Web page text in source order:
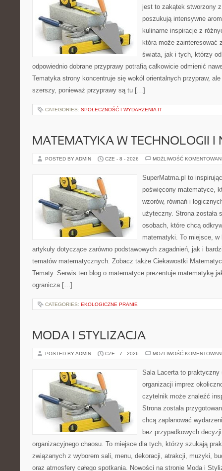
jest to zakątek stworzony
poszukują intensywne
kulinarne inspiracje z
która może zainteresować
świata, jak i tych, którzy
odpowiednio dobrane przyprawy potrafią całkowicie odmienić
Tematyka strony koncentruje się wokół orientalnych przypraw,
szerszy, ponieważ przyprawy są tu […]
CATEGORIES: SPOŁECZNOŚĆ I WYDARZENIA IT
MATEMATYKA W TECHNOLOGII I
POSTED BY ADMIN CZE - 8 - 2026 MOŻLIWOŚĆ
SuperMatma.pl to
poświęcony matematyce,
wzorów, równań i
użyteczny. Strona została
osobach, które chcą
matematyki. To miejsce,
artykuły dotyczące zarówno podstawowych zagadnień, jak i
tematów matematycznych. Zobacz także Ciekawostki
Tematy. Serwis ten blog o matematyce prezentuje matematykę
ogranicza […]
CATEGORIES: EKOLOGICZNE PRANIE
MODA I STYLIZACJA
POSTED BY ADMIN CZE - 7 - 2026 MOŻLIWOŚĆ
Sala Lacerta to praktyczny
organizacji imprez
czytelnik może znaleźć
Strona została
chcą zaplanować
bez przypadkowych
organizacyjnego chaosu. To miejsce dla tych, którzy szukają
związanych z wyborem sali, menu, dekoracji, atrakcji, muzyki,
oraz atmosfery całego spotkania. Nowości na stronie Moda i